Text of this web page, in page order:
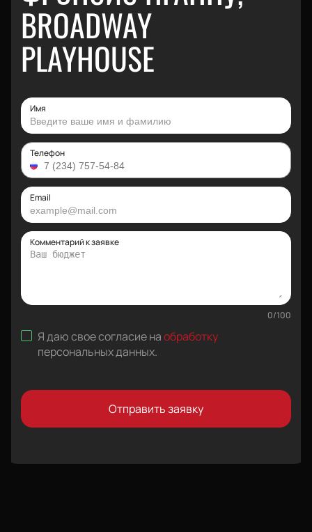
BROADWAY
PLAYHOUSE
Имя
Телефон
Email
Комментарий к заявке
0/100
Я даю свое согласие наобработку
персональных данных.
Отправить заявку